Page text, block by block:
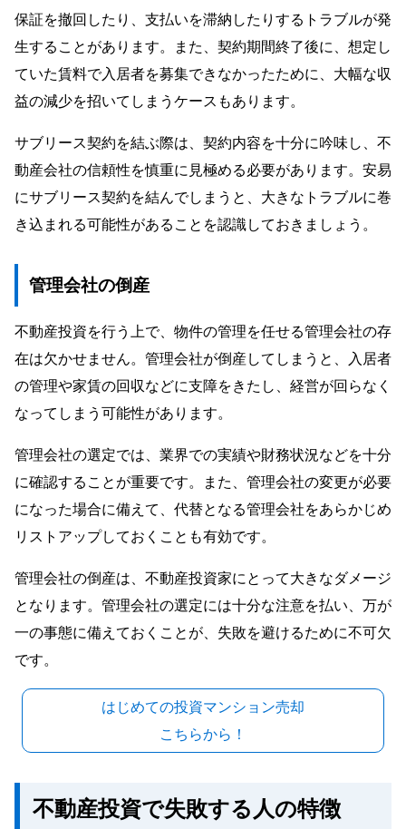
保証を撤回したり、支払いを滞納したりするトラブルが発
生することがあります。また、契約期間終了後に、想定し
ていた賃料で入居者を募集できなかったために、大幅な収
益の減少を招いてしまうケースもあります。
サブリース契約を結ぶ際は、契約内容を十分に吟味し、不
動産会社の信頼性を慎重に見極める必要があります。安易
にサブリース契約を結んでしまうと、大きなトラブルに巻
き込まれる可能性があることを認識しておきましょう。
管理会社の倒産
不動産投資を行う上で、物件の管理を任せる管理会社の存
在は欠かせません。管理会社が倒産してしまうと、入居者
の管理や家賃の回収などに支障をきたし、経営が回らなく
なってしまう可能性があります。
管理会社の選定では、業界での実績や財務状況などを十分
に確認することが重要です。また、管理会社の変更が必要
になった場合に備えて、代替となる管理会社をあらかじめ
リストアップしておくことも有効です。
管理会社の倒産は、不動産投資家にとって大きなダメージ
となります。管理会社の選定には十分な注意を払い、万が
一の事態に備えておくことが、失敗を避けるために不可欠
です。
はじめての投資マンション売却
こちらから！
不動産投資で失敗する人の特徴